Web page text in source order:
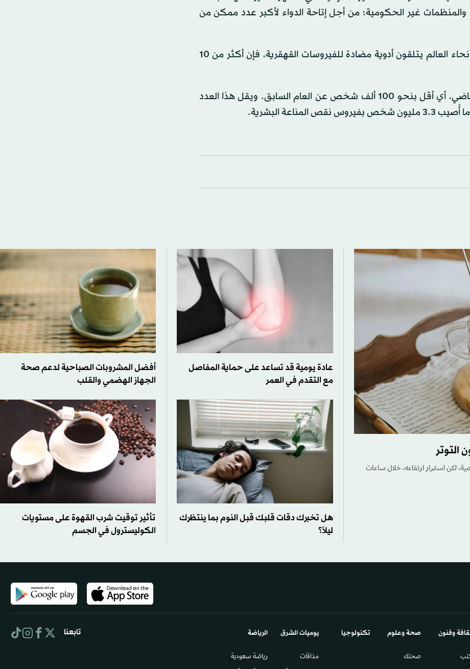
والمنظمات غير الحكومية؛ من أجل إتاحة الدواء لأكبر عدد ممكن من
ومع أن أكثر من 30 مليون مصاب بالإيدز في مختلف أنحاء العالم يتلقون أدوية مضادة للفيروسات القهقرية، فإن أكثر من 10
وأُصيب نحو 1.3 مليون شخص بالفيروس في العام الماضي، أي أقل بنحو 100 ألف شخص عن العام السابق. ويقل هذا العدد
لكن استمرار ارتفاعه، خلال ساعات
عادة يومية قد تساعد على حماية المفاصل
مع التقدم في العمر
أفضل المشروبات الصباحية لدعم صحة
الجهاز الهضمي والقلب
هل تخبرك دقات قلبك قبل النوم بما ينتظرك
ليلاً؟
تأثير توقيت شرب القهوة على مستويات
الكوليسترول في الجسم
وفنون صحة وعلوم
صحتك
تكنولوجيا يوميات الشرق​
مذاقات
الرياضة
رياضة سعودية
تابعنا